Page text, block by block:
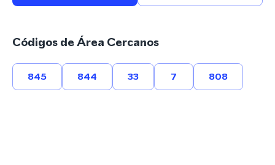
Códigos de Área Cercanos
845 844 33 7 808